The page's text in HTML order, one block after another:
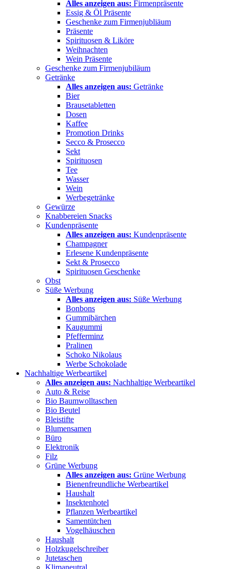
Alles anzeigen aus: Firmenpräsente
Essig & Öl Präsente
Geschenke zum Firmenjubliäum
Präsente
Spirituosen & Liköre
Weihnachten
Wein Präsente
Geschenke zum Firmenjubiläum
Getränke
Alles anzeigen aus: Getränke
Bier
Brausetabletten
Dosen
Kaffee
Promotion Drinks
Secco & Prosecco
Sekt
Spirituosen
Tee
Wasser
Wein
Werbegetränke
Gewürze
Knabbereien Snacks
Kundenpräsente
Alles anzeigen aus: Kundenpräsente
Champagner
Erlesene Kundenpräsente
Sekt & Prosecco
Spirituosen Geschenke
Obst
Süße Werbung
Alles anzeigen aus: Süße Werbung
Bonbons
Gummibärchen
Kaugummi
Pfefferminz
Pralinen
Schoko Nikolaus
Werbe Schokolade
Nachhaltige Werbeartikel
Alles anzeigen aus: Nachhaltige Werbeartikel
Auto & Reise
Bio Baumwolltaschen
Bio Beutel
Bleistifte
Blumensamen
Büro
Elektronik
Filz
Grüne Werbung
Alles anzeigen aus: Grüne Werbung
Bienenfreundliche Werbeartikel
Haushalt
Insektenhotel
Pflanzen Werbeartikel
Samentütchen
Vogelhäuschen
Haushalt
Holzkugelschreiber
Jutetaschen
Klimaneutral